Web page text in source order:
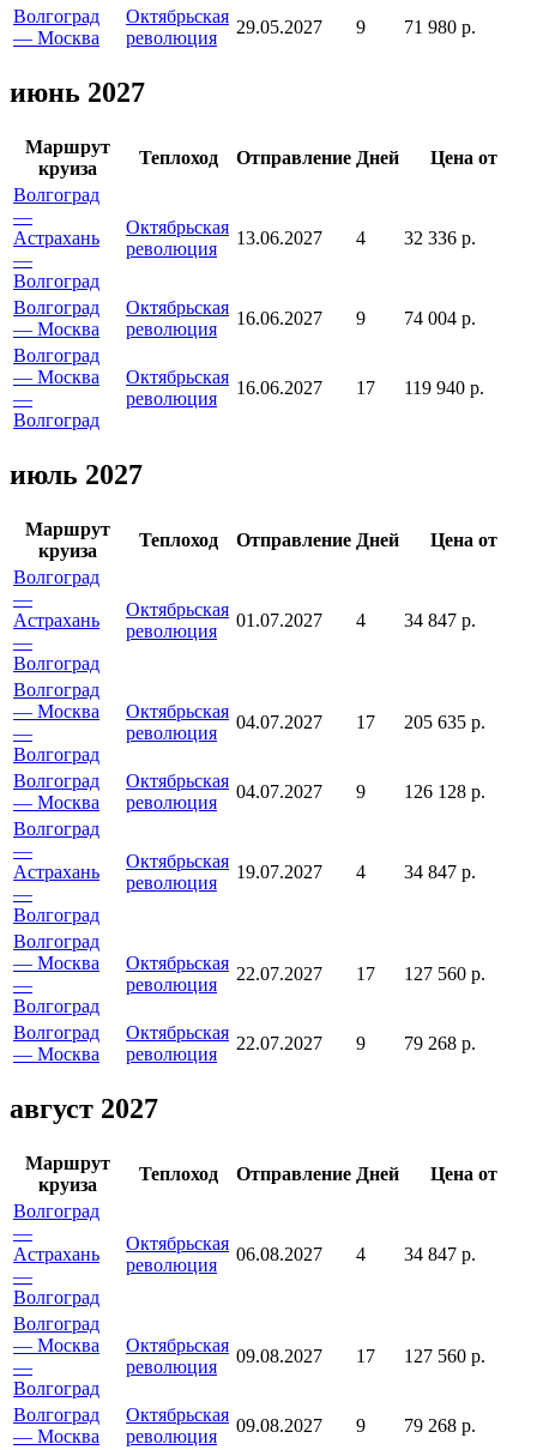
Волгоград
— Москва
Октябрьская
революция
29.05.2027 9 71 980 р.
июнь 2027
Маршрут
круиза
Теплоход Отправление Дней
Цена от
Волгоград
—
Астрахань
—
Волгоград
Октябрьская
революция
13.06.2027 4 32 336 р.
Волгоград
— Москва
Октябрьская
революция
16.06.2027 9
74 004 р.
Волгоград
— Москва
—
Волгоград
Октябрьская
революция
16.06.2027 17 119 940 р.
июль 2027
Маршрут
круиза
Теплоход Отправление Дней
Цена от
Волгоград
—
Астрахань
—
Волгоград
Октябрьская
революция
01.07.2027 4 34 847 р.
Волгоград
— Москва
—
Волгоград
Октябрьская
революция
04.07.2027 17 205 635 р.
Волгоград
— Москва
Октябрьская
революция
04.07.2027 9
126 128 р.
Волгоград
—
Астрахань
—
Волгоград
Октябрьская
революция
19.07.2027 4 34 847 р.
Волгоград
— Москва
—
Волгоград
Октябрьская
революция
22.07.2027 17 127 560 р.
Волгоград
— Москва
Октябрьская
революция
22.07.2027 9 79 268 р.
август 2027
Маршрут
круиза
Теплоход Отправление Дней
Цена от
Волгоград
—
Астрахань
—
Волгоград
Октябрьская
революция
06.08.2027 4 34 847 р.
Волгоград
— Москва
—
Волгоград
Октябрьская
революция
09.08.2027 17 127 560 р.
Волгоград
— Москва
Октябрьская
революция
09.08.2027 9
79 268 р.